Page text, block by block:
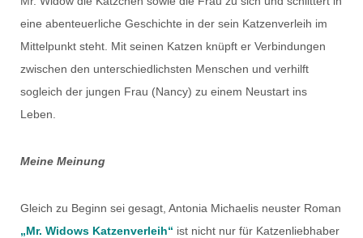
eine abenteuerliche Geschichte in der sein Katzenverleih im
Mittelpunkt steht. Mit seinen Katzen knüpft er Verbindungen
zwischen den unterschiedlichsten Menschen und verhilft
sogleich der jungen Frau (Nancy) zu einem Neustart ins
Leben.
Meine Meinung
Gleich zu Beginn sei gesagt, Antonia Michaelis neuster Roman
„Mr. Widows Katzenverleih“ ist nicht nur für Katzenliebhaber